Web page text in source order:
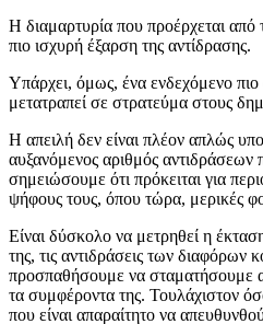
Η διαμαρτυρία που προέρχεται από
πιο ισχυρή έξαρση της αντίδρασης.
Υπάρχει, όμως, ένα ενδεχόμενο
μετατραπεί σε στρατεύμα στους
Η απειλή δεν είναι πλέον απλώς
αυξανόμενος αριθμός αντιδράσεων
σημειώσουμε ότι πρόκειται για
ψήφους τους, όπου τώρα, μερικές
Είναι δύσκολο να μετρηθεί η
της, τις αντιδράσεις των
προσπαθήσουμε να σταματήσουμε
τα συμφέροντα της. Τουλάχιστον
που είναι απαραίτητο να